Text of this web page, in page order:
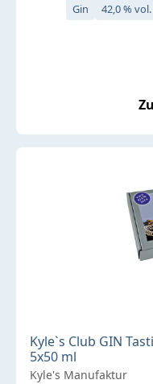
Gin 42,0 % vol.
Kyle`s Club GIN
5x50 ml
Kyle's Manufaktur